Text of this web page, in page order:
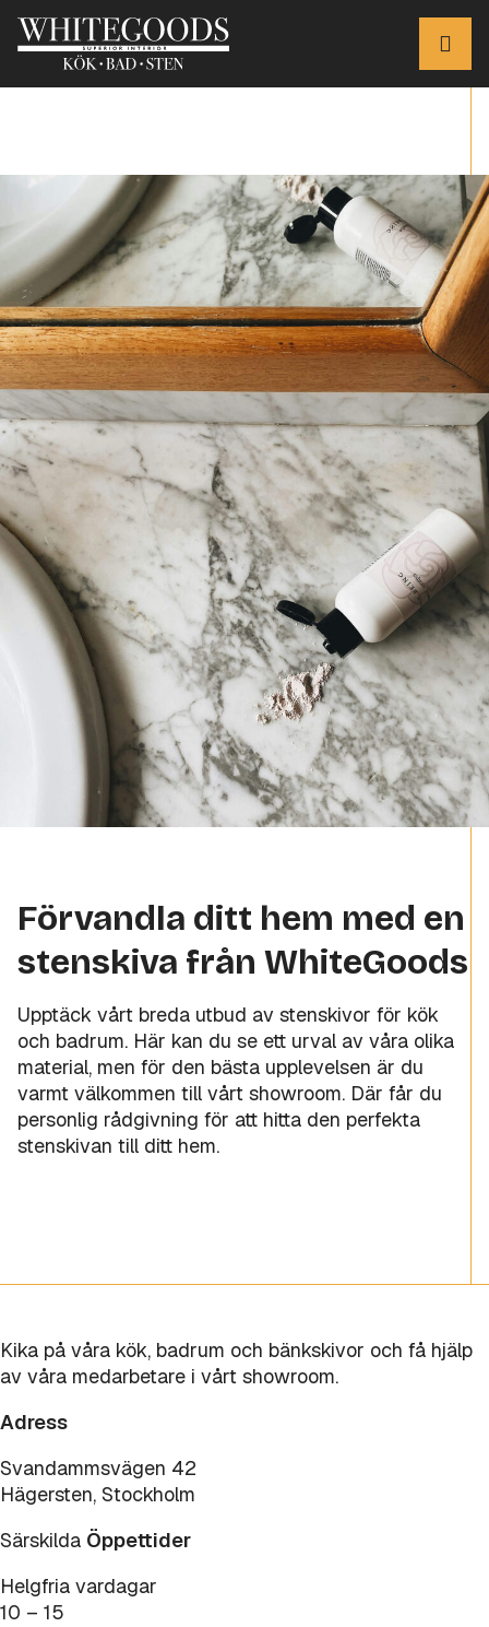
Förvandla ditt hem med en
stenskiva från WhiteGoods
Upptäck vårt breda utbud av stenskivor för kök
och badrum. Här kan du se ett urval av våra olika
material, men för den bästa upplevelsen är du
varmt välkommen till vårt showroom. Där får du
personlig rådgivning för att hitta den perfekta
stenskivan till ditt hem.
Kika på våra kök, badrum och bänkskivor och få hjälp
av våra medarbetare i vårt showroom.
Adress
Svandammsvägen 42
Hägersten, Stockholm
Särskilda Öppettider
Helgfria vardagar
10 – 15